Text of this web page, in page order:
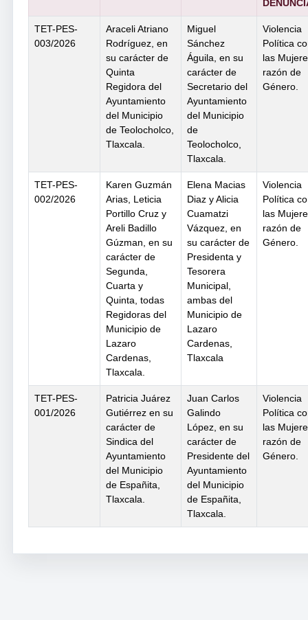
TET-PES-
003/2026
Araceli Atriano
Rodríguez, en
su carácter de
Quinta
Regidora del
Ayuntamiento
del Municipio
de Teolocholco,
Tlaxcala.
Miguel
Sánchez
Águila, en su
carácter de
Secretario del
Ayuntamiento
del Municipio
de
Teolocholco,
Tlaxcala.
Violencia
Política
las
razón de
Género.
TET-PES-
002/2026
Karen Guzmán
Arias, Leticia
Portillo Cruz y
Areli Badillo
Gúzman, en su
carácter de
Segunda,
Cuarta y
Quinta, todas
Regidoras del
Municipio de
Lazaro
Cardenas,
Tlaxcala.
Elena Macias
Diaz y Alicia
Cuamatzi
Vázquez, en
su carácter de
Presidenta y
Tesorera
Municipal,
ambas del
Municipio de
Lazaro
Cardenas,
Tlaxcala
Violencia
Política
las
razón de
Género.
TET-PES-
001/2026
Patricia Juárez
Gutiérrez en su
carácter de
Sindica del
Ayuntamiento
del Municipio
de Españita,
Tlaxcala.
Juan Carlos
Galindo
López, en su
carácter de
Presidente del
Ayuntamiento
del Municipio
de Españita,
Tlaxcala.
Violencia
Política
las
razón de
Género.